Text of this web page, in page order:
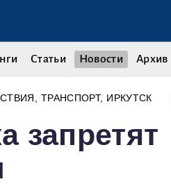
Статьи Новости Архив
ТРАНСПОРТ ИРКУТСК
запретят